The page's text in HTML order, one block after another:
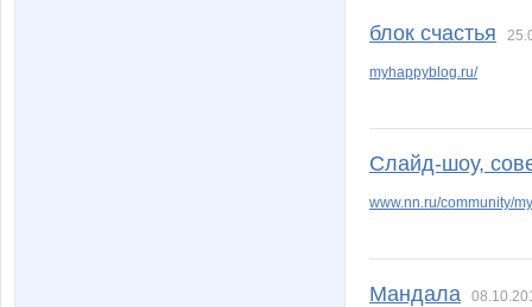
блок счастья
myhappyblog.ru/
Слайд-шоу,
www.nn.ru/community/
Мандала